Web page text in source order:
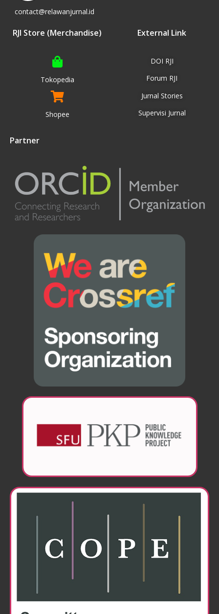
contact@relawanjurnal.id
RJI Store (Merchandise)
Tokopedia
Shopee
External Link
DOI RJI
Forum RJI
Jurnal Stories
Supervisi Jurnal
Partner